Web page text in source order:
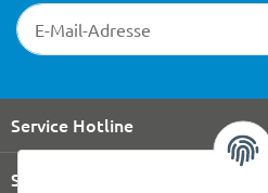
Newsletter-Registrierung
Service Hotline
Shop Service